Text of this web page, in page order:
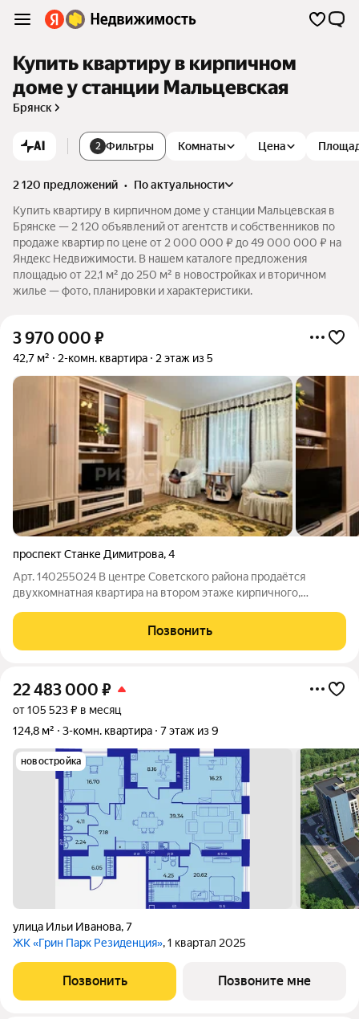
Купить квартиру в кирпичном
доме у станции Мальцевская
Брянск
AI 2 Фильтры Комнаты Цена
2 120 предложений •
по актуальности
Купить квартиру в кирпичном доме у станции Мальцевская в
Брянске — 2 120 объявлений от агентств и собственников по
продаже квартир по цене от 2 000 000 ₽ до 49 000 000 ₽ на
Яндекс Недвижимости. В нашем каталоге предложения
площадью от 22,1 м² до 250 м² в новостройках и вторичном
жилье — фото, планировки и характеристики.
3 970 000 ₽
42,7 м² 2-комн. квартира 2 этаж из 5
проспект Станке Димитрова,4
Арт. 140255024 В центре Советского района продаётся
двухкомнатная квартира на втором этаже кирпичного,
комфортной планировкой. - В квартире выполнен ремонт:
санузел в плитке, установлены новые трубы
Позвонить
22 483 000 ₽
от 105 523 ₽ в месяц
124,8 м²
3-комн. квартира 7 этаж из 9
новостройка
улица Ильи Иванова,7
ЖК «Грин Парк Резиденция», 1 квартал 2025
Позвонить Позвоните мне